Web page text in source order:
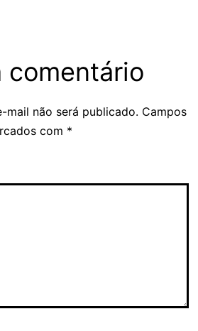
comentário
mail não será publicado. Campos
com *